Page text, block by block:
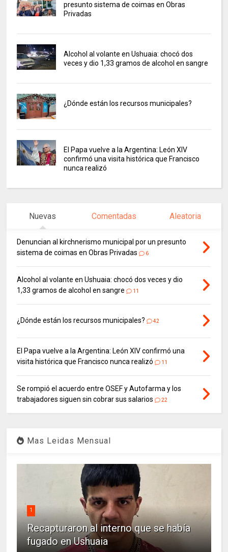
presunto sistema de coimas en Obras
Privadas
Alcohol al volante en Ushuaia: chocó dos
veces y dio 1,33 gramos de alcohol en sangre
¿Dónde están los recursos municipales?
El Papa vuelve a la Argentina: León XIV
confirmó una visita histórica que Francisco
nunca realizó
Nuevas Comentadas Aleatoria
Denuncian al kirchnerismo municipal por un presunto
sistema de coimas en Obras Privadas
6
Alcohol al volante en Ushuaia: chocó dos veces y dio
1,33 gramos de alcohol en sangre
11
¿Dónde están los recursos municipales? 42
El Papa vuelve a la Argentina: León XIV confirmó una
visita histórica que Francisco nunca realizó
11
Se rompió el acuerdo entre OSEF y Autofarma y los
trabajadores siguen sin cobrar sus salarios
22
Mas Leidas Mensual
1
Recapturaron al interno que se había
fugado en Ushuaia